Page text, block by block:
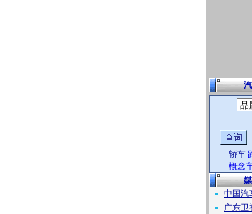
轿车
概念
中国汽
广东卫